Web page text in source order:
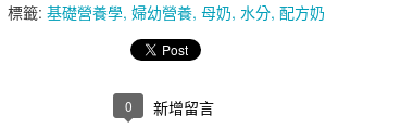
標籤: 基礎營養學 婦幼營養 母奶 水分 配方奶
0 新增留言